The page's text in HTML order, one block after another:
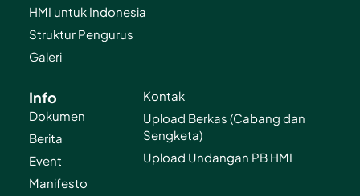
HMI untuk Indonesia
Struktur Pengurus
Galeri
Info
Dokumen
Berita
Event
Manifesto
Kontak
Upload Berkas (Cabang dan
Sengketa)
Upload Undangan PB HMI